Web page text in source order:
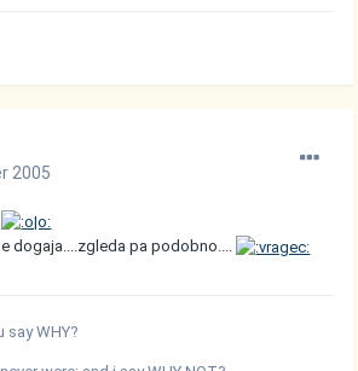
2005
dogaja....zgleda pa podobno....
say WHY?